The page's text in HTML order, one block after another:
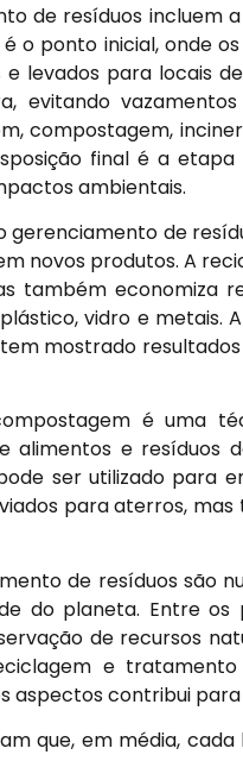
de resíduos
o ponto inicial, onde
e levados para locais
evitando
compostagem,
final é a
ambientais.
de
novos produtos. A
também economiza
vidro e
mostrado
é uma
alimentos e resíduos
ser utilizado para
para aterros,
de resíduos são
do planeta. Entre
de recursos
e
aspectos contribui
que, em média,